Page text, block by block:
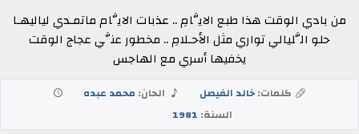
من بادي الوقت هذا طبع الايَّامِ .. عذبات الايَّام ماتمـدي لياليهـا
حلو الَّليالي تواري مثل الأحـلامِ .. مخطور عنَّي عجاج الوقت
يخفيها أسري مع الهاجس
كلمات:خالد الفيصل الحان: محمد عبده
السنة: 1981